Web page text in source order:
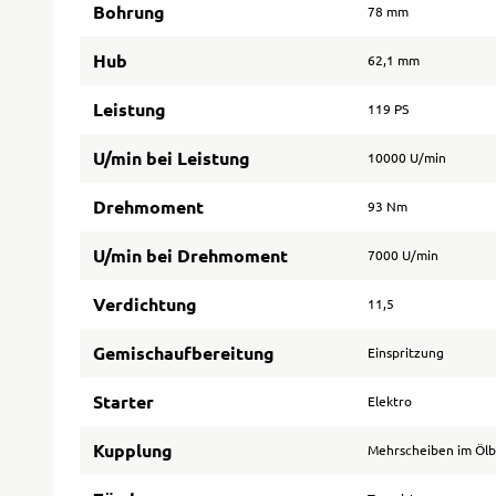
Bohrung 78 mm
Hub 62,1 mm
Leistung 119 PS
U/min bei Leistung 10000 U/min
Drehmoment 93 Nm
U/min bei Drehmoment 7000 U/min
Verdichtung 11,5
Gemischaufbereitung Einspritzung
Starter Elektro
Kupplung Mehrscheiben im